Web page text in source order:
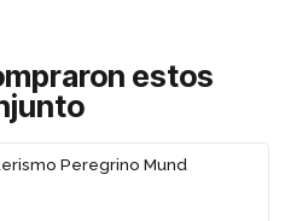
estos
Peregrino Mund